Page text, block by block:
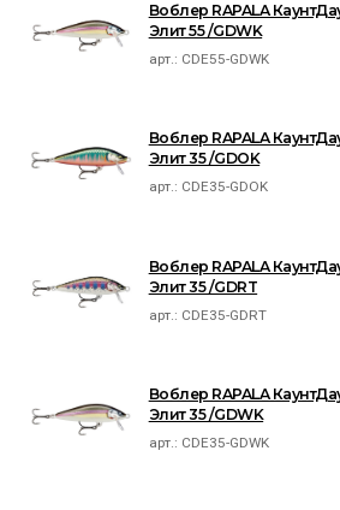
Воблер RAPALA
Элит 55 /GDWK
арт.: CDE55-GDWK
Воблер RAPALA
Элит 35 /GDOK
арт.: CDE35-GDOK
Воблер RAPALA
Элит 35 /GDRT
арт.: CDE35-GDRT
Воблер RAPALA
Элит 35 /GDWK
арт.: CDE35-GDWK